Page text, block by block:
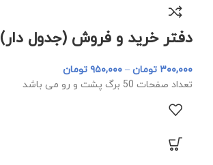
دفتر خرید و فروش (جدول دار) 3 ملکی
۳۰۰,۰۰۰ تومان – ۹۵۰,۰۰۰ تومان
تعداد صفحات 50 برگ پشت و رو می باشد